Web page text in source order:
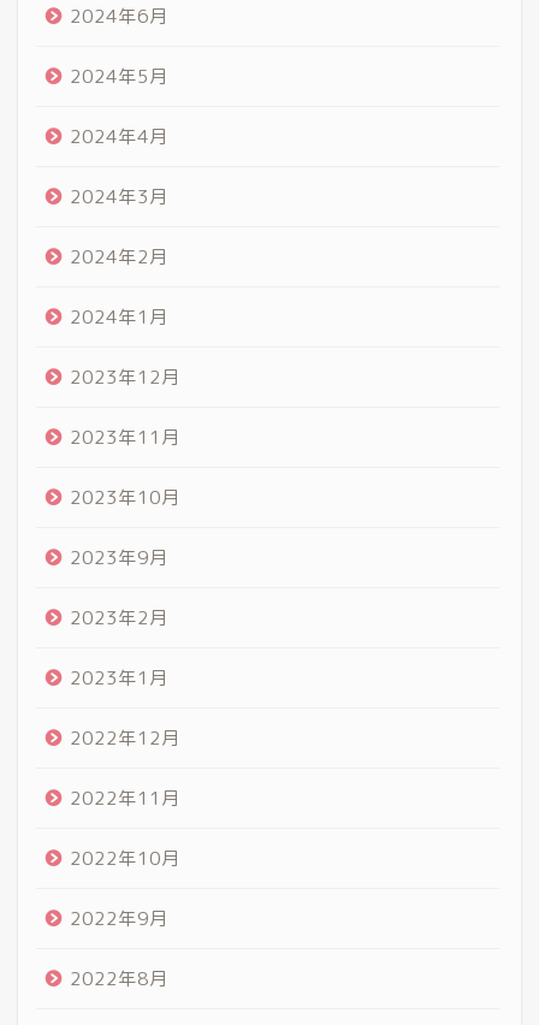
2024年6月
2024年5月
2024年4月
2024年3月
2024年2月
2024年1月
2023年12月
2023年11月
2023年10月
2023年9月
2023年2月
2023年1月
2022年12月
2022年11月
2022年10月
2022年9月
2022年8月